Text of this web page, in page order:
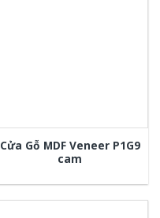
Cửa Gỗ MDF Veneer P1G9
cam